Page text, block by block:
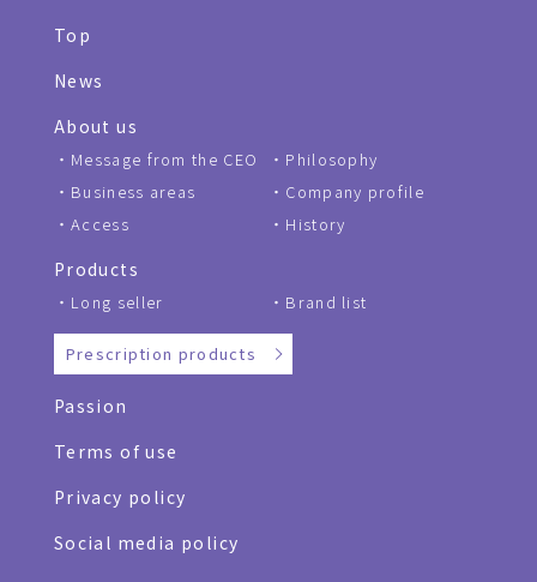
Top
News
About us
Message from the CEO
Philosophy
Business areas
Company profile
Access
History
Products
Long seller Brand list
Prescription products
Passion
Terms of use
Privacy policy
Social media policy